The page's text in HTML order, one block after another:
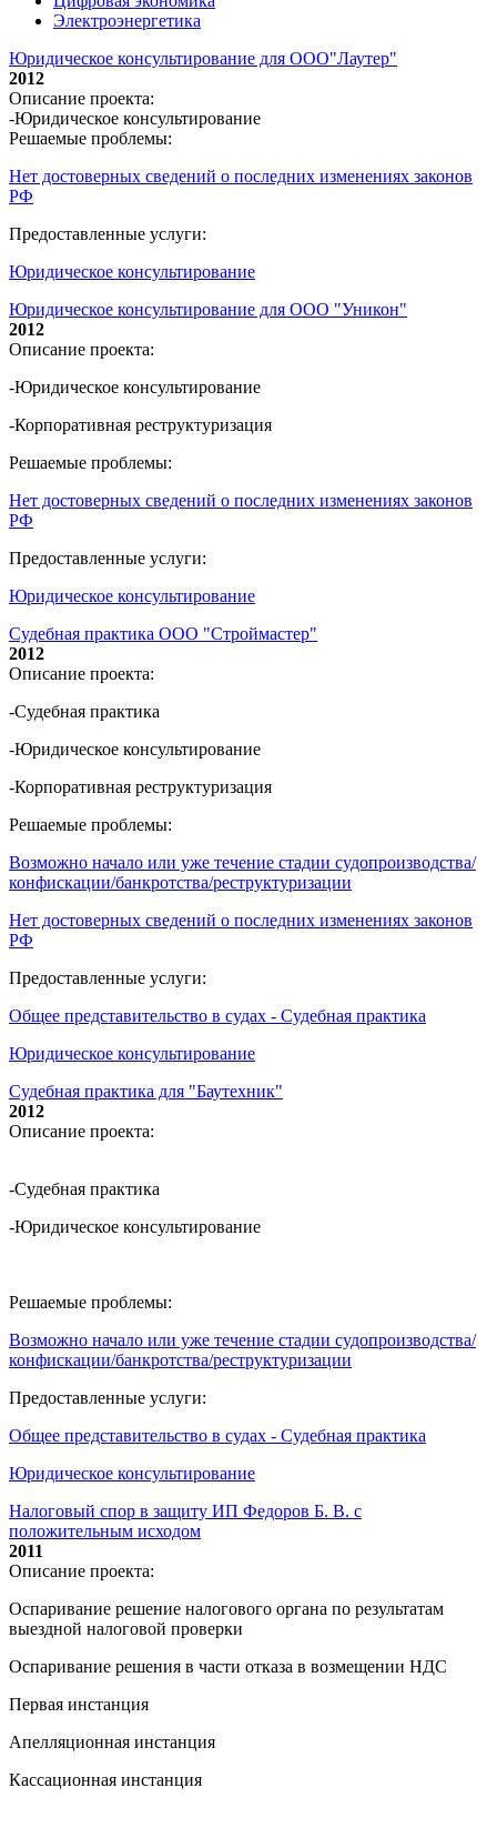
Электроэнергетика
Юридическое консультирование для ООО"Лаутер"
2012
Описание проекта:
-Юридическое консультирование
Решаемые проблемы:
Нет достоверных сведений о последних изменениях законов
РФ
Предоставленные услуги:
Юридическое консультирование
Юридическое консультирование для ООО "Уникон"
2012
Описание проекта:
-Юридическое консультирование
-Корпоративная реструктуризация
Решаемые проблемы:
Нет достоверных сведений о последних изменениях законов
РФ
Предоставленные услуги:
Юридическое консультирование
Судебная практика ООО "Строймастер"
2012
Описание проекта:
-Судебная практика
-Юридическое консультирование
-Корпоративная реструктуризация
Решаемые проблемы:
Возможно начало или уже течение стадии судопроизводства/
конфискации/банкротства/реструктуризации
Нет достоверных сведений о последних изменениях законов
РФ
Предоставленные услуги:
Общее представительство в судах - Судебная практика
Юридическое консультирование
Судебная практика для "Баутехник"
2012
Описание проекта:
-Судебная практика
-Юридическое консультирование
Решаемые проблемы:
Возможно начало или уже течение стадии судопроизводства/
конфискации/банкротства/реструктуризации
Предоставленные услуги:
Общее представительство в судах - Судебная практика
Юридическое консультирование
Налоговый спор в защиту ИП Федоров Б. В. с
положительным исходом
2011
Описание проекта:
Оспаривание решение налогового органа по результатам
выездной налоговой проверки
Оспаривание решения в части отказа в возмещении НДС
Первая инстанция
Апелляционная инстанция
Кассационная инстанция